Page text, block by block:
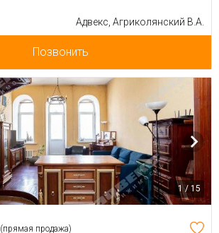
Адвекс, Агриколянский В.А.
Позвонить
1 / 15
(прямая продажа)